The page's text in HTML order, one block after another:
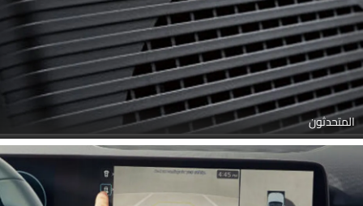
المتحدثون